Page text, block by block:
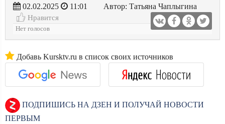
02.02.2025 11:01
Автор: Татьяна Чаплыгина
Нравится
Нет голосов
Добавь Kursktv.ru в список своих источников
ПОДПИШИСЬ НА ДЗЕН И ПОЛУЧАЙ НОВОСТИ
ПЕРВЫМ